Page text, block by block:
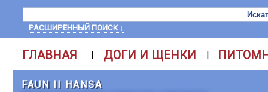
РАСШИРЕННЫЙ ПОИСК ↓
ГЛАВНАЯ | ДОГИ И ЩЕНКИ |
FAUN II HANSA